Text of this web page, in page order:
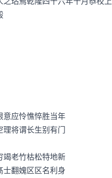
应怜憔悴胜当年
将谓长生别有门
老竹枯松特地新
翻媿区区名利身